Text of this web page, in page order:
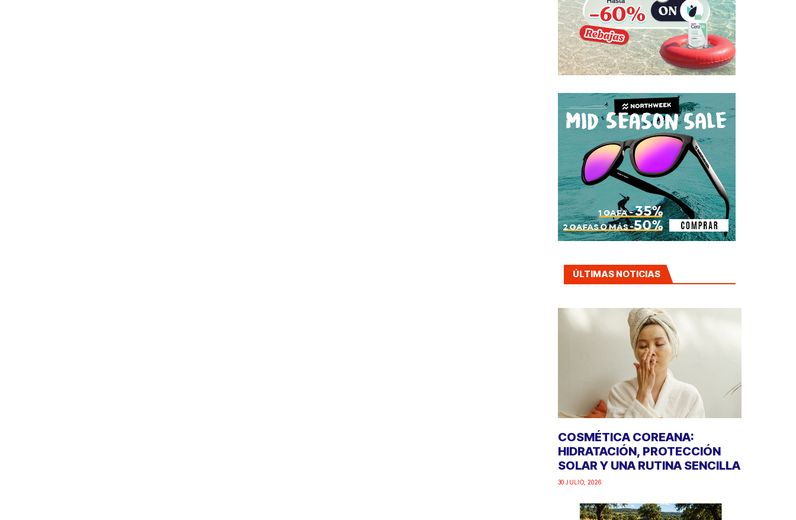
ÚLTIMAS NOTICIAS
COSMÉTICA COREANA:
HIDRATACIÓN, PROTECCIÓN
SOLAR Y UNA RUTINA SENCILLA
30 JULIO, 2026